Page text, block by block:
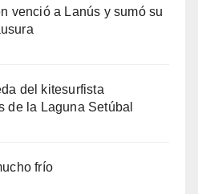
venció a Lanús y sumó su
del kitesurfista
de la Laguna Setúbal
frío